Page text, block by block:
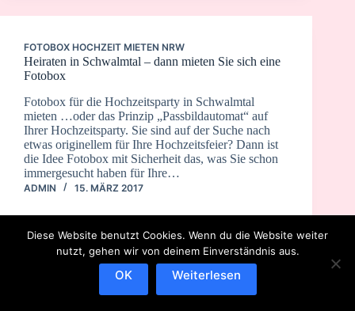
FOTOBOX HOCHZEIT MIETEN NRW
Heiraten in Schwalmtal – dann mieten Sie sich eine
Fotobox
Fotobox für die Hochzeitsparty in Schwalmtal
mieten …oder das Prinzip „Passbildautomat“ auf
Ihrer Hochzeitsparty. Sie sind auf der Suche nach
etwas originellem für Ihre Hochzeitsfeier? Dann ist
die Idee Fotobox mit Sicherheit das, was Sie schon
immergesucht haben für Ihre…
ADMIN 15. MÄRZ 2017
Diese Website benutzt Cookies. Wenn du die Website weiter
nutzt, gehen wir von deinem Einverständnis aus.
OK Weiterlesen